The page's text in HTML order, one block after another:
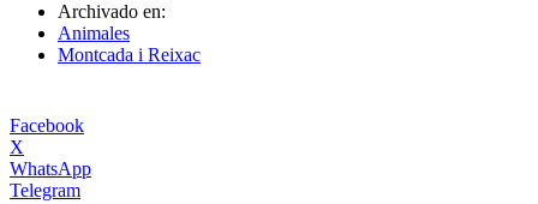
Archivado en:
Animales
Montcada i Reixac
Facebook
X
WhatsApp
Telegram